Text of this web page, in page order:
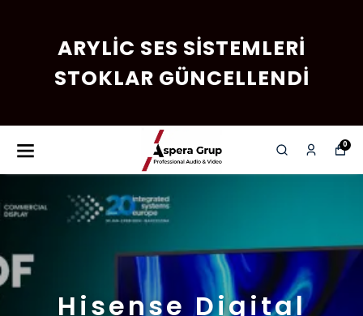
ARYLIC SES SISTEMLERI
STOKLAR GÜNCELLENDI
0
Hisense Digital